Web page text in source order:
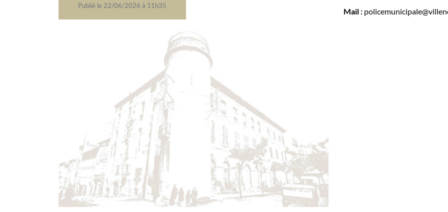
Publié le 22/06/2026 à 11h35
Mail :